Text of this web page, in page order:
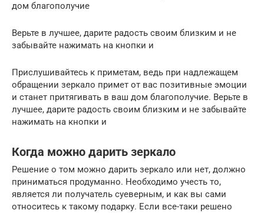
дом благополучие
Верьте в лучшее, дарите радость своим близким и не
забывайте нажимать на кнопки и
Прислушивайтесь к приметам, ведь при надлежащем
обращении зеркало примет от вас позитивные эмоции
и станет притягивать в ваш дом благополучие. Верьте в
лучшее, дарите радость своим близким и не забывайте
нажимать на кнопки и
Когда можно дарить зеркало
Решение о том можно дарить зеркало или нет, должно
приниматься продуманно. Необходимо учесть то,
является ли получатель суеверным, и как вы сами
относитесь к такому подарку. Если все-таки решено